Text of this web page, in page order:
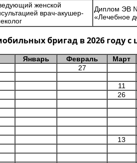
женской
врач-акушер-
Диплом ЭВ
«Лечебное
бригад в 2026 году
Январь Февраль
Март
27
11
26
13